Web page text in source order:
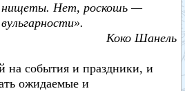
нищеты. Нет, роскошь —
Коко Шанель
на события и праздники, и
ожидаемые и